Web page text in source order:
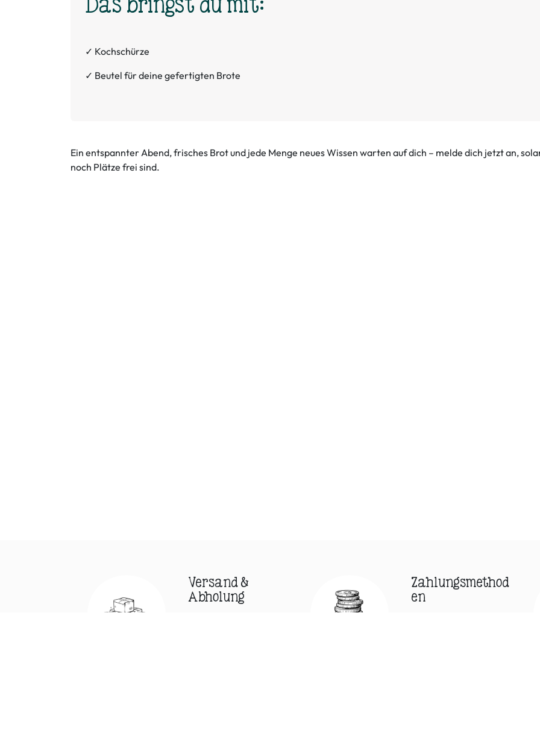
✓ Kochschürze
✓ Beutel für deine gefertigten Brote
Ein entspannter Abend, frisches Brot und jede Menge neues Wissen warten auf dich – melde dich jetzt an,
noch Plätze frei sind.
Zahlungsmethod
en
Versand &
Abholung